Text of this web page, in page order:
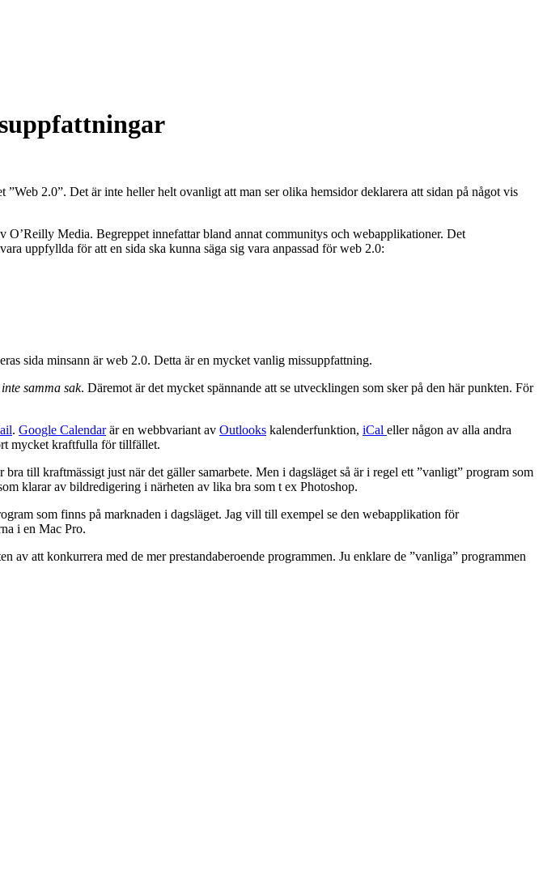
2.0”. Det är inte heller helt ovanligt att man ser olika hemsidor deklarera att sidan på något vis
O’Reilly Media. Begreppet innefattar bland annat communitys och webapplikationer. Det
uppfyllda för att en sida ska kunna säga sig vara anpassad för web 2.0:
sida minsann är web 2.0. Detta är en mycket vanlig missuppfattning.
inte samma sak. Däremot är det mycket spännande att se utvecklingen som sker på den här punkten. För
. Google Calendarär en webbvariant av Outlooks kalenderfunktion, iCal eller någon av alla andra
mycket kraftfulla för tillfället.
till kraftmässigt just när det gäller samarbete. Men i dagsläget så är i regel ett ”vanligt” program som
klarar av bildredigering i närheten av lika bra som t ex Photoshop.
som finns på marknaden i dagsläget. Jag vill till exempel se den webapplikation för
i en Mac Pro.
att konkurrera med de mer prestandaberoende programmen. Ju enklare de ”vanliga” programmen